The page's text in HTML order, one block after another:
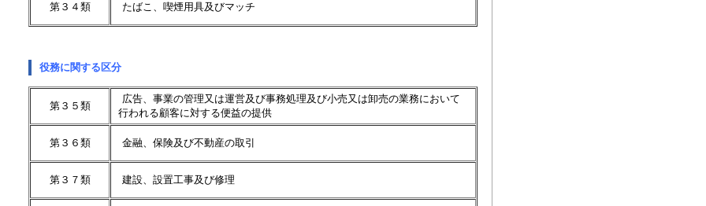
第３４類 たばこ、喫煙用具及びマッチ
役務に関する区分
第３５類
広告、事業の管理又は運営及び事務処理及び小売又は卸売の業務において
行われる顧客に対する便益の提供
第３６類 金融、保険及び不動産の取引
第３７類 建設、設置工事及び修理